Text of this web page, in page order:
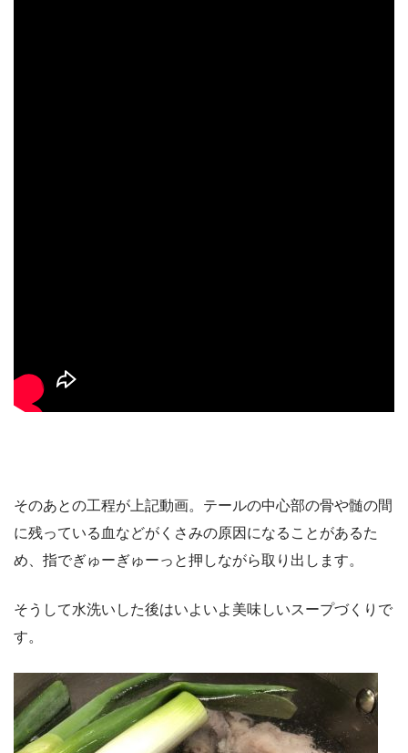
そのあとの工程が上記動画。テールの中心部の骨や髄の間
に残っている血などがくさみの原因になることがあるた
め、指でぎゅーぎゅーっと押しながら取り出します。
そうして水洗いした後はいよいよ美味しいスープづくりで
す。